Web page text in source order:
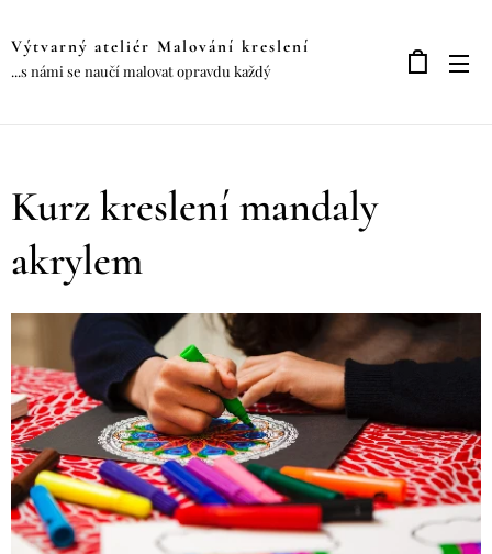
Výtvarný ateliér Malování kreslení
...s námi se naučí malovat opravdu každý
Kurz kreslení mandaly
akrylem